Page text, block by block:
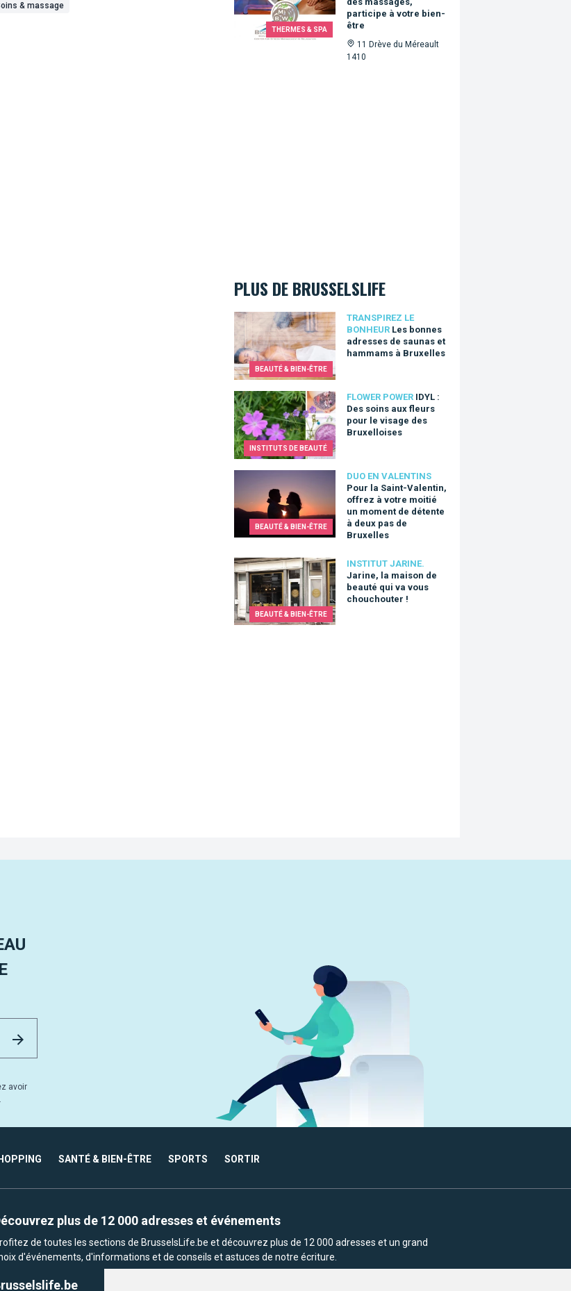
& massage
THERMES & SPA
participe à votre bien-
être
11 Drève du Méreault
1410
PLUS DE BRUSSELSLIFE
BEAUTÉ & BIEN-ÊTRE
TRANSPIREZ LE
BONHEUR Les bonnes
adresses de saunas et
hammams à Bruxelles
Les bonnes adresses de saunas et hammams à Bruxelles
INSTITUTS DE BEAUTÉ
FLOWER POWER IDYL :
Des soins aux fleurs
pour le visage des
Bruxelloises
IDYL : Des soins aux fleurs pour le visage des Bruxelloises
BEAUTÉ & BIEN-ÊTRE
DUO EN VALENTINS
Pour la Saint-Valentin,
offrez à votre moitié
un moment de détente
à deux pas de
Bruxelles
Pour la Saint-Valentin, offrez à votre moitié un moment de détente à
BEAUTÉ & BIEN-ÊTRE
INSTITUT JARINE.
Jarine, la maison de
beauté qui va vous
chouchouter !
Jarine, la maison de beauté qui va vous chouchouter !
avoir
SANTÉ & BIEN-ÊTRE SPORTS SORTIR
plus de 12 000 adresses et événements
de toutes les sections de BrusselsLife.be et découvrez plus de 12 000 adresses et un grand
d'événements, d'informations et de conseils et astuces de notre écriture.